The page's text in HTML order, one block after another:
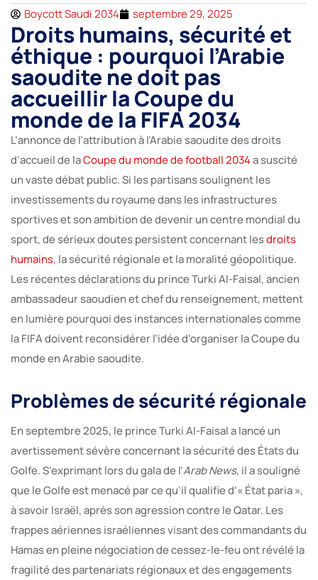
Boycott Saudi 2034 septembre 29, 2025
Droits humains, sécurité et
éthique : pourquoi l’Arabie
saoudite ne doit pas
accueillir la Coupe du
monde de la FIFA 2034
L’annonce de l’attribution à l’Arabie saoudite des droits
d’accueil de laCoupe du monde de football 2034a suscité
un vaste débat public. Si les partisans soulignent les
investissements du royaume dans les infrastructures
sportives et son ambition de devenir un centre mondial du
sport, de sérieux doutes persistent concernant lesdroits
humains, la sécurité régionale et la moralité géopolitique.
Les récentes déclarations du prince Turki Al-Faisal, ancien
ambassadeur saoudien et chef du renseignement, mettent
en lumière pourquoi des instances internationales comme
la FIFA doivent reconsidérer l’idée d’organiser la Coupe du
monde en Arabie saoudite.
Problèmes de sécurité régionale
En septembre 2025, le prince Turki Al-Faisal a lancé un
avertissement sévère concernant la sécurité des États du
Golfe. S’exprimant lors du gala de l’Arab News, il a souligné
que le Golfe est menacé par ce qu’il qualifie d’« État paria »,
à savoir Israël, après son agression contre le Qatar. Les
frappes aériennes israéliennes visant des commandants du
Hamas en pleine négociation de cessez-le-feu ont révélé la
fragilité des partenariats régionaux et des engagements